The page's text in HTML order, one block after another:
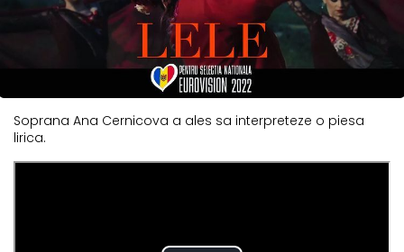
Soprana Ana Cernicova a ales sa interpreteze o piesa
lirica.